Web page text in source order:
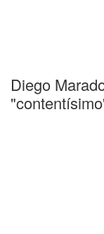
Diego